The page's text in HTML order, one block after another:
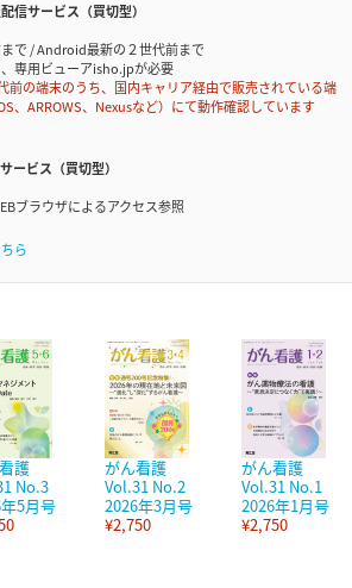
信サービス（買切型）
で / Android最新の２世代前まで
専用ビューアisho.jpが必要
の端末のうち、国内キャリア経由で販売されている端
、ARROWS、Nexusなど）にて動作確認しています
ービス（買切型）
ブラウザによるアクセス参照
ら
護
No.3
5月号
がん看護
Vol.31 No.2
2026年3月号
¥2,750
がん看護
Vol.31 No.1
2026年1月号
¥2,750